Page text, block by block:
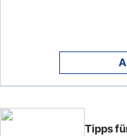
Tipps